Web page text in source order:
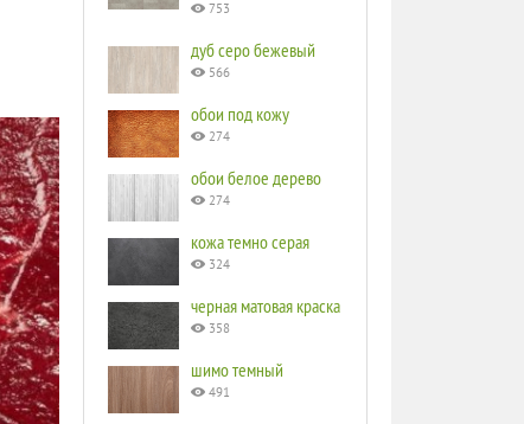
753
дуб серо бежевый
566
обои под кожу
274
обои белое дерево
274
кожа темно серая
324
черная матовая краска
358
шимо темный
491